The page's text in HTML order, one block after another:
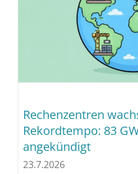
Rechenzentren
Rekordtempo: 83
angekündigt
23.7.2026